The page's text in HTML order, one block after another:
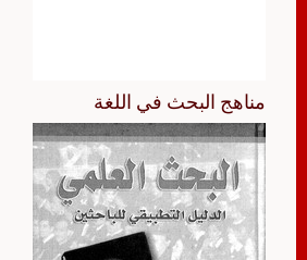
مناهج البحث في اللغة